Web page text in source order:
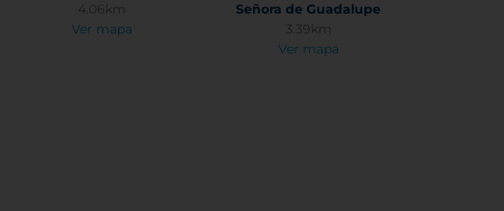
4.06km
Ver mapa
Señora de Guadalupe
3.39km
Ver mapa